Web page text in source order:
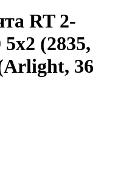
RT 2-
(2835,
36